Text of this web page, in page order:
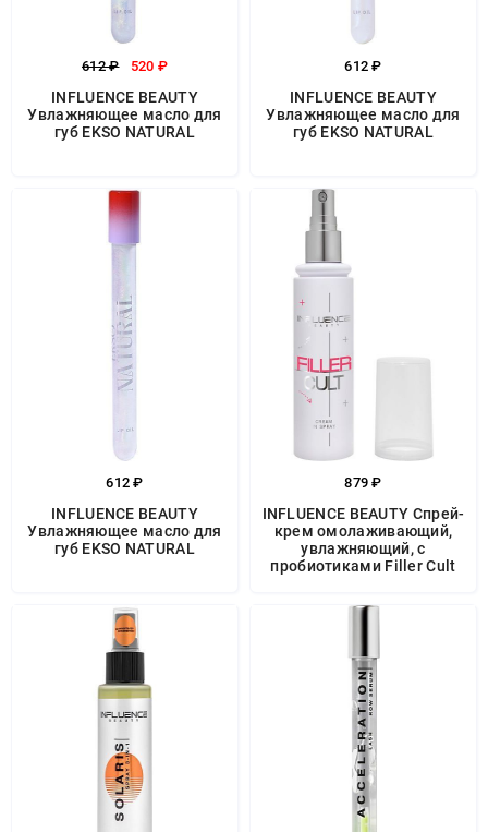
612 ₽ 520 ₽
INFLUENCE BEAUTY
Увлажняющее масло для
губ EKSO NATURAL
612 ₽
INFLUENCE BEAUTY
Увлажняющее масло для
губ EKSO NATURAL
612 ₽
INFLUENCE BEAUTY
Увлажняющее масло для
губ EKSO NATURAL
879 ₽
INFLUENCE BEAUTY Спрей-
крем омолаживающий,
увлажняющий, с
пробиотиками Filler Cult